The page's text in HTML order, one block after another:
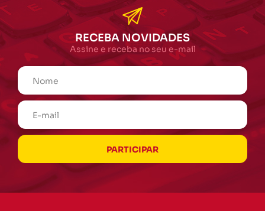
RECEBA NOVIDADES
Assine e receba no seu e-mail